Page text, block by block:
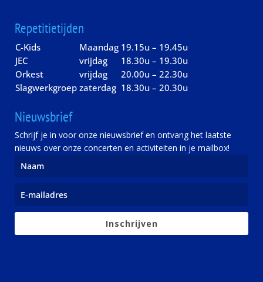
Repetitietijden
C-Kids Maandag 19.15u – 19.45u
JEC
vrijdag
18.30u – 19.30u
Orkest
vrijdag
20.00u – 22.30u
Slagwerkgroep zaterdag 18.30u – 20.30u
Nieuwsbrief
Schrijf je in voor onze nieuwsbrief en ontvang het laatste
nieuws over onze concerten en activiteiten in je mailbox!
Inschrijven